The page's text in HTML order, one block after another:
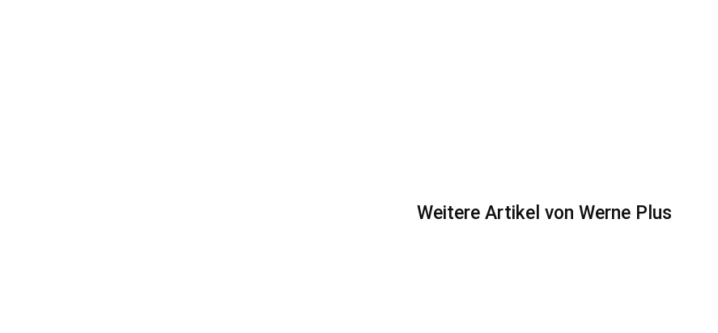
Weitere Artikel von Werne Plus